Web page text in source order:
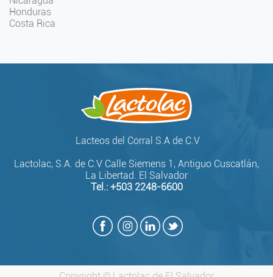
Honduras
Costa Rica
Lacteos del Corral S.A de C.V
Lactolac, S.A. de C.V Calle Siemens 1, Antiguo Cuscatlán,
La Libertad. El Salvador
Tel.:+503 2248-6600